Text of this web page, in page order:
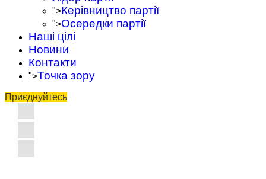
">Керівництво партії
">Осередки партії
Наші цілі
Новини
Контакти
">Точка зору
Приєднуйтесь